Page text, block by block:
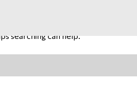
searching can help.